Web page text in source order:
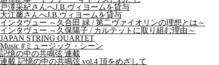
戸澤采紀さんへJ.B.ヴィヨームを貸与
大江馨さんへJ.B.ヴィヨームを貸与
インタヴュー ～久合田 緑 / 第二ヴァイオリンの理想とは～
インタヴュー ～久保陽子 / カルテットに取り組む理由～
JAPAN STRING QUARTET
Music #ミュージック・シーン
記憶の中の共鳴弦 連載
連載 記憶の中の共鳴弦 vol.4 頂をめざして